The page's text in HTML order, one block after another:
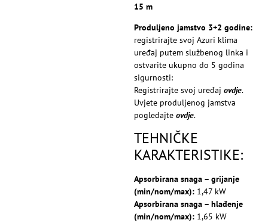
15 m
Produljeno jamstvo 3+2 godine:
registrirajte svoj Azuri klima
uređaj putem službenog linka i
ostvarite ukupno do 5 godina
sigurnosti:
Registrirajte svoj uređaj ovdje.
Uvjete produljenog jamstva
pogledajte ovdje.
TEHNIČKE
KARAKTERISTIKE:
Apsorbirana snaga – grijanje
(min/nom/max): 1,47 kW
Apsorbirana snaga – hlađenje
(min/nom/max): 1,65 kW